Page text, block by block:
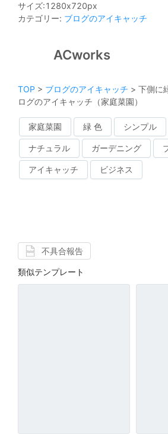
サイズ:1280x720px
カテゴリー: ブログのアイキャッチ
ACworks
TOP > ブログのアイキャッチ > 下側に
ログのアイキャッチ（家庭菜園）
家庭菜園 緑 色 シンプル
ナチュラル ガーデニング
アイキャッチ ビジネス
不具合報告
類似テンプレート